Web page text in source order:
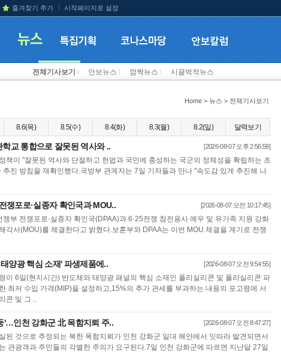
즐겨찾기 추가 시작페이지로 설정
전체기사보기 안보뉴스 깜짝뉴스 시끌벅적뉴스
Home > 뉴스 > 전체기사보기
8.6(목) 8.5(수) 8.4(화) 8.3(월) 8.2(일) 달력보기
교 통합으로 잘못된 역사와 .. [2026-08-07 오후 2:56:59]
책이 "잘못된 역사와 단절하고 헌법과 국민에 충성하는 국군의 정체성을 확립하는 초
추진 방침을 재확인했다.국방부 관계자는 7일 기자들과 만나 "속도감 있게 추진해 나
쟁포로·실종자 확인국과 MOU.. [2026-08-07 오전 10:17:45]
부 전쟁포로·실종자 확인국(DPAA)과 6·25전쟁 참전용사 예우 및 유가족 지원 강화
각서(MOU)를 체결한다고 밝혔다.보훈부와 DPAA는 이번 MOU 체결을 계기로 전쟁
양광 핵심 소재' 파생제품에.. [2026-08-07 오전 9:54:55]
이 6일(현지시간) 반도체와 태양광 패널의 핵심 소재인 폴리실리콘 및 폴리실리콘 파
최저 수입 가격(MIP)을 설정하고,15%의 추가 관세를 부과하는 내용의 포고령에 서
콘 및 그 ..
'…인천 강화군 北 목함지뢰 주.. [2026-08-07 오전 8:47:27]
된 것으로 추정되는 북한 목함지뢰가 인천 강화군 일대 해안에서 잇따라 발견되면서
관광객과 주민들의 각별한 주의가 요구된다.7일 인천 강화군에 따르면 지난달 27일